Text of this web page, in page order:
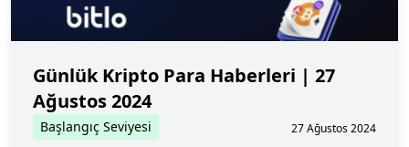
Günlük Kripto Para Haberleri | 27
Ağustos 2024
Başlangıç Seviyesi 27 Ağustos 2024